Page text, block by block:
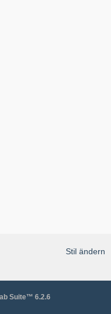
Stil ändern
Suite™ 6.2.6